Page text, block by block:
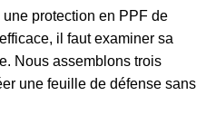
protection en PPF de
il faut examiner sa
Nous assemblons trois
une feuille de défense sans